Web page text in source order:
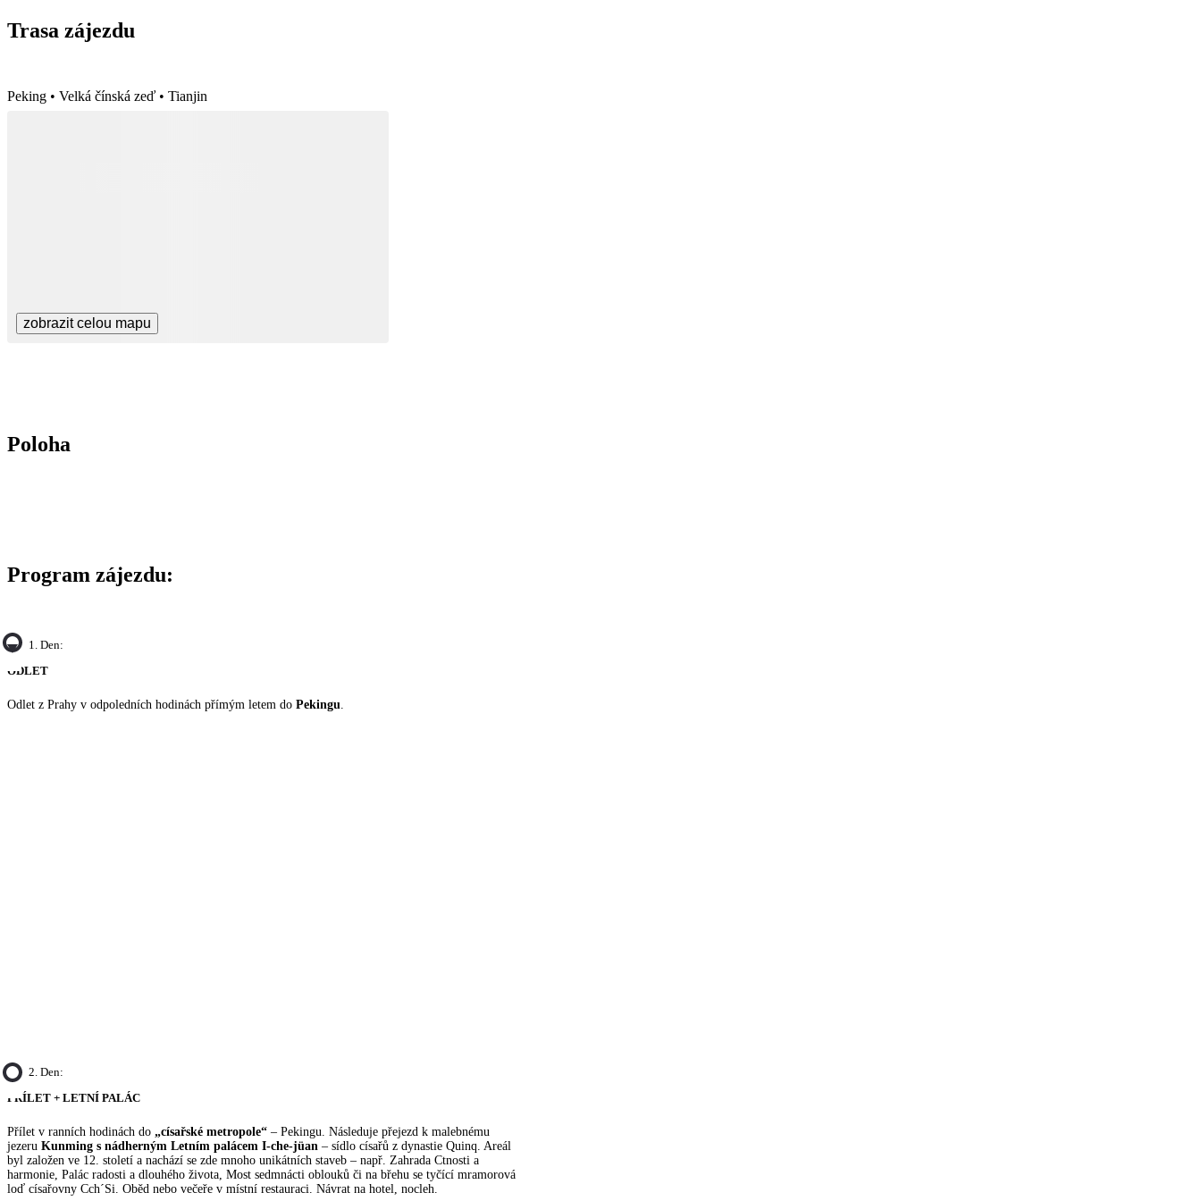
Trasa zájezdu
Peking • Velká čínská zeď • Tianjin
zobrazit celou mapu
Poloha
Program zájezdu:
1. Den:
ODLET
Odlet z Prahy v odpoledních hodinách přímým letem do Pekingu
2. Den:
PŘÍLET + LETNÍ PALÁC
Přílet v ranních hodinách do „císařské metropole“ – Pekingu. Následuje přejezd k malebnému
jezeru Kunming s nádherným Letním palácem I-che-jüan – sídlo císařů z dynastie Quinq. Areál
byl založen ve 12. století a nachází se zde mnoho unikátních staveb – např. Zahrada Ctnosti a
harmonie, Palác radosti a dlouhého života, Most sedmnácti oblouků či na břehu se tyčící mramorová
loď císařovny Cch´Si. Oběd nebo večeře v místní restauraci. Návrat na hotel, nocleh.